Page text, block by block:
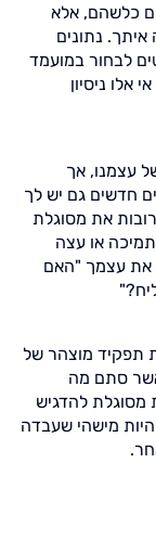
כלשהם, אלא
איתך. נתונים
לבחור במועמד
אלו ניסיון
עצמנו, אך
חדשים גם יש לך
את מסוגלת
או עצה
את עצמך "האם
תפקיד מוצהר של
סתם מה
מסוגלת להדגיש
מישהי שעבדה